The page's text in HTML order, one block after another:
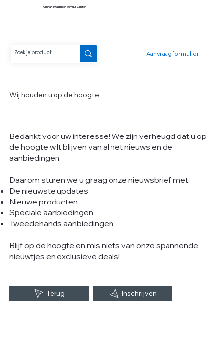
Aanhangwagen en Verhuur Center
Aanvraagformulier
Wij houden u op de hoogte
Bedankt voor uw interesse! We zijn verheugd dat u op
de hoogte wilt blijven van al het nieuws en de
aanbiedingen.
Daarom sturen we u graag onze nieuwsbrief met:
De nieuwste updates
Nieuwe producten
Speciale aanbiedingen
Tweedehands aanbiedingen
Blijf op de hoogte en mis niets van onze spannende
nieuwtjes en exclusieve deals!
Terug Inschrijven